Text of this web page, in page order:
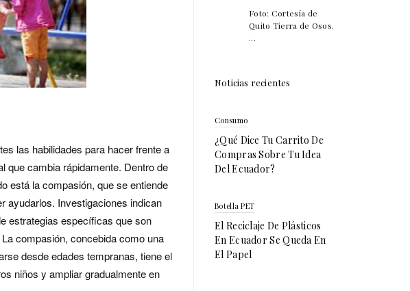
las habilidades para hacer frente a
que cambia rápidamente. Dentro de
está la compasión, que se entiende
ayudarlos. Investigaciones indican
estrategias específicas que son
compasión, concebida como una
desde edades tempranas, tiene el
niños y ampliar gradualmente en
Foto: Cortesía de
Quito Tierra de Osos.
...
Noticias recientes
Consumo
¿Qué Dice Tu Carrito De
Compras Sobre Tu Idea
Del Ecuador?
Botella PET
El Reciclaje De Plásticos
En Ecuador Se Queda En
El Papel